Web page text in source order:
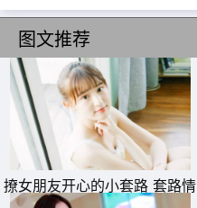
图文推荐
撩女朋友开心的小套路 套路情